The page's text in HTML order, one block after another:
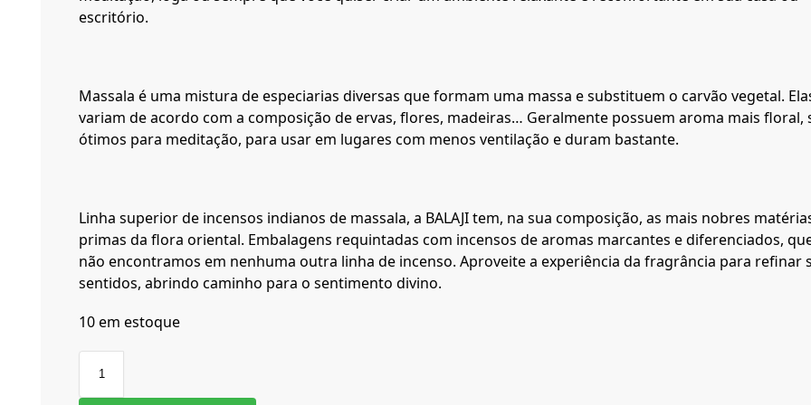
escritório.
Massala é uma mistura de especiarias diversas que formam uma massa e substituem o carvão vegetal.
variam de acordo com a composição de ervas, flores, madeiras… Geralmente possuem aroma mais floral,
ótimos para meditação, para usar em lugares com menos ventilação e duram bastante.
Linha superior de incensos indianos de massala, a BALAJI tem, na sua composição, as mais nobres
primas da flora oriental. Embalagens requintadas com incensos de aromas marcantes e diferenciados,
não encontramos em nenhuma outra linha de incenso. Aproveite a experiência da fragrância para refinar
sentidos, abrindo caminho para o sentimento divino.
10 em estoque